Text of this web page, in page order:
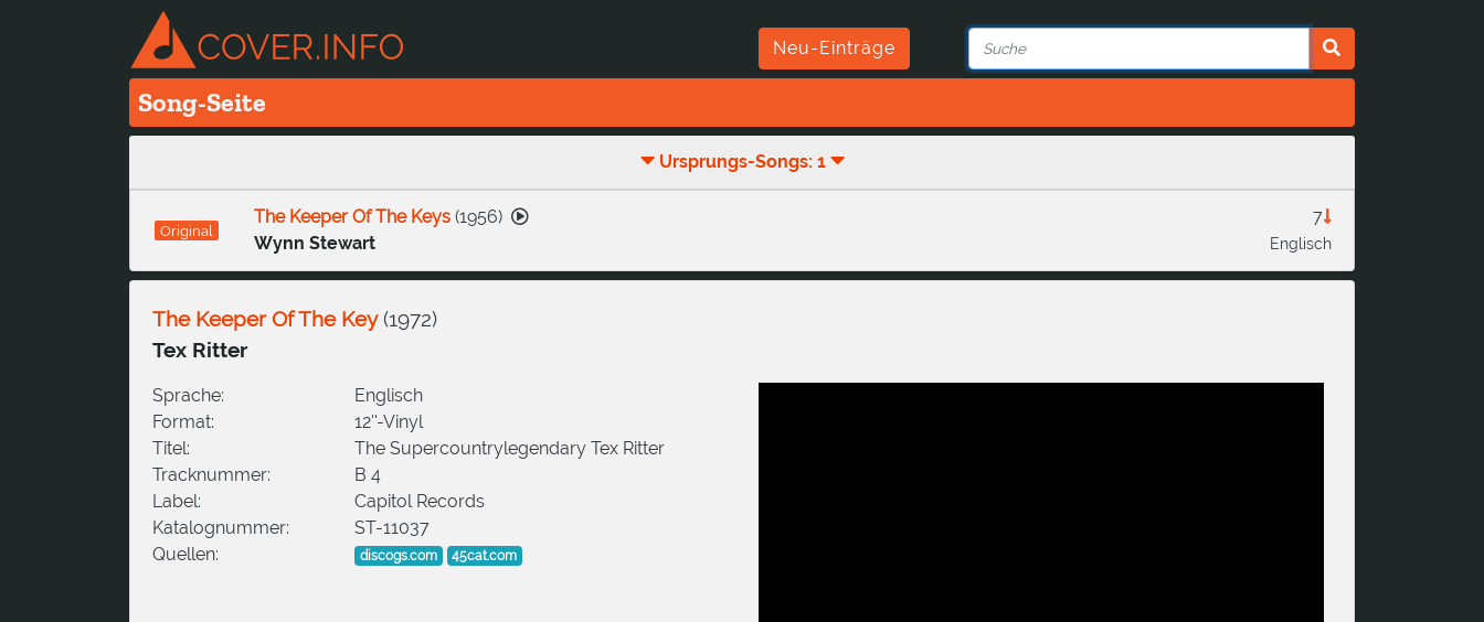
Neu-Einträge
Song-Seite
Ursprungs-Songs: 1
Original
7
Englisch
The Keeper Of The Keys(1956)
Wynn Stewart
The Keeper Of The Key(1972)
Tex Ritter
Sprache:
Englisch
Format:
12''-Vinyl
Titel:
The Supercountrylegendary Tex Ritter
Tracknummer:
B 4
Label:
Capitol Records
Katalognummer:
ST-11037
Quellen:
discogs.com 45cat.com